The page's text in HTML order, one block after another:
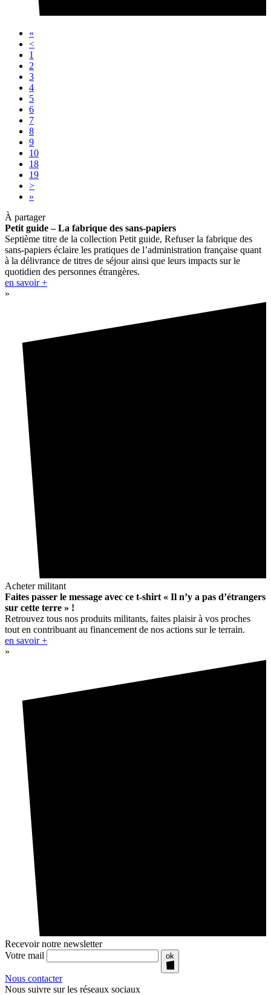
«
<
1
2
3
4
5
6
7
8
9
10
18
19
>
»
À partager
Petit guide – La fabrique des sans-papiers
Septième titre de la collection Petit guide, Refuser la fabrique des
sans-papiers éclaire les pratiques de l’administration française quant
à la délivrance de titres de séjour ainsi que leurs impacts sur le
quotidien des personnes étrangères.
en savoir +
»
Acheter militant
Faites passer le message avec ce t-shirt « Il n’y a pas d’étrangers
sur cette terre » !
Retrouvez tous nos produits militants, faites plaisir à vos proches
tout en contribuant au financement de nos actions sur le terrain.
en savoir +
»
Recevoir notre newsletter
Votre mail
ok
Nous contacter
Nous suivre sur les réseaux sociaux